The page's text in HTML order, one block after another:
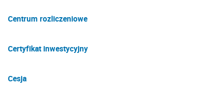
Centrum rozliczeniowe
Certyfikat inwestycyjny
Cesja